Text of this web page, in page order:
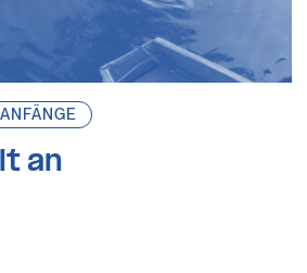
ANFÄNGE
an